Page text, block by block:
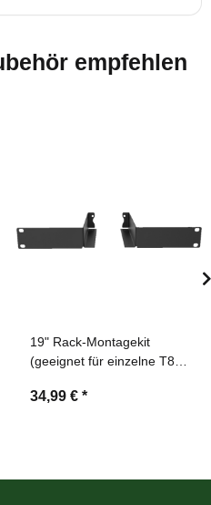
empfehlen
19" Rack-Montagekit
(geeignet für einzelne T8-
34,99 € *